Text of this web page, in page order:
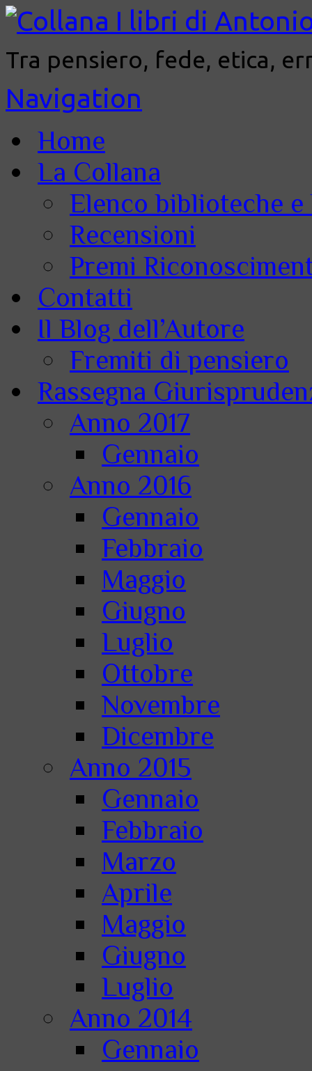
Tra pensiero, fede, etica,
Navigation
Home
La Collana
Elenco biblioteche
Recensioni
Premi
Contatti
Il Blog dell’Autore
Fremiti di pensiero
Rassegna
Anno 2017
Gennaio
Anno 2016
Gennaio
Febbraio
Maggio
Giugno
Luglio
Ottobre
Novembre
Dicembre
Anno 2015
Gennaio
Febbraio
Marzo
Aprile
Maggio
Giugno
Luglio
Anno 2014
Gennaio